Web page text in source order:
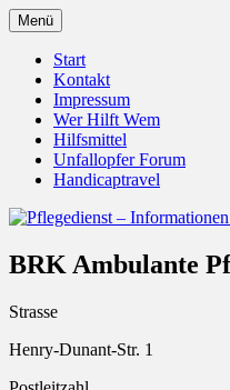
Zum
Inhalt
springen
Pflegedienst
und Suche
Unfallopfer –
Menü
Start
Kontakt
Impressum
Wer Hilft Wem
Hilfsmittel
Unfallopfer Forum
Handicaptravel
BRK Ambulante
Strasse
Henry-Dunant-Str. 1